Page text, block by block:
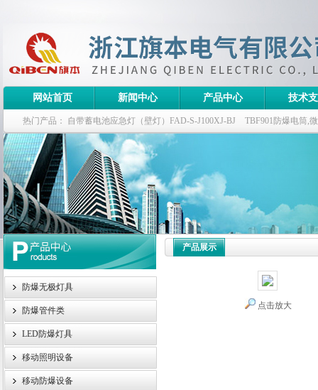
浙江旗本电气有限公司
网站首页 新闻中心 产品中心 技术
热门产品： 自带蓄电池应急灯（壁灯）FAD-S-J100XJ-BJ TBF901防爆电筒,
栏式无极灯 G9960-W120W长寿无极工厂灯,三防无极灯
防爆泛光灯
防爆无极灯具
防爆管件类
LED防爆灯具
移动照明设备
移动防爆设备
产品展示
点击放大